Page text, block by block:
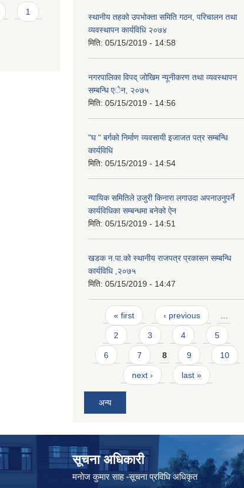
1
स्थानीय तहको उपभोक्ता समिति गठन, परिचालन तथा
व्यवस्थापन कार्यविधि २०७४
मिति: 05/15/2019 - 14:58
नगरपालिका विपद् जोखिम न्यूनीकरण तथा व्यवस्थापन
सम्बन्धि एेन, २०७५
मिति: 05/15/2019 - 14:56
"घ " बर्गको निर्माण व्यवसायी इजाजत पत्र सम्बन्धि
कार्यविधि
मिति: 05/15/2019 - 14:54
न्यायिक समितिले उजुरी किनारा लगाउदा अपनाउनुपर्ने
कार्यविधिका सम्बन्धमा बनेको ऐन
मिति: 05/15/2019 - 14:51
खडक न.पा.को स्थानीय राजपत्र प्रकासन सम्बन्धि
कार्यविधि ,२०७५
मिति: 05/15/2019 - 14:47
Pages
« first ‹ previous …
2 3 4 5
6 7 8 9 10
next › last »
अन्य
सूचना अधिकारी
मनाेज कुमार साह -सूचना प्रविधि अधिकृत